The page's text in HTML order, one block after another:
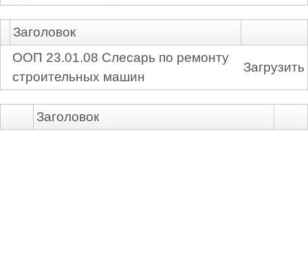
Заголовок
ООП 23.01.08 Слесарь по ремонту
строительных машин
Загрузить
Заголовок